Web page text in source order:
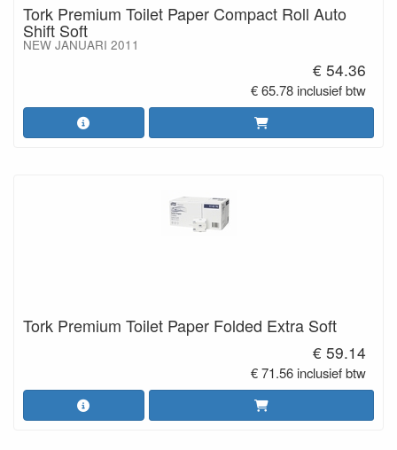
Tork Premium Toilet Paper Compact Roll Auto
Shift Soft
NEW JANUARI 2011
€ 54.36
€ 65.78 inclusief btw
Tork Premium Toilet Paper Folded Extra Soft
€ 59.14
€ 71.56 inclusief btw